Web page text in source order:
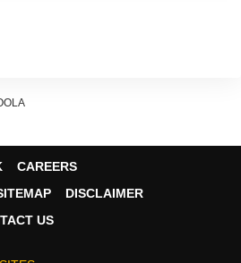
আমি, ব্লু-টিক হল
CAREERS
DISCLAIMER
US